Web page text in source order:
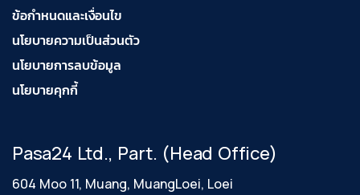
ข้อกำหนดและเงื่อนไข
นโยบายความเป็นส่วนตัว
นโยบายการลบข้อมูล
นโยบายคุกกี้
Pasa24 Ltd., Part. (Head Office)
604 Moo 11, Muang, MuangLoei, Loei